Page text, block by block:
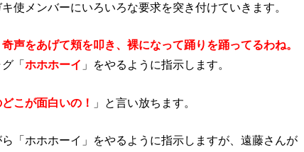
使メンバーにいろいろな要求を突き付けていきます。
声をあげて頬を叩き、裸になって踊りを踊ってるわね。
「ホホホーイ 」をやるように指示します。
こが面白いの！ 」と言い放ちます。
「ホホホーイ」をやるように指示しますが、遠藤さんが